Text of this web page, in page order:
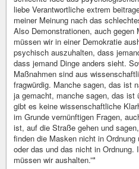
liebe Verantwortliche extrem
meiner Meinung nach das
Also Demonstrationen, auch gegen
müssen wir in einer Demokratie
psychisch auszuhalten, dass
dass jemand Dinge anders sieht.
Maßnahmen sind aus
fragwürdig. Manche sagen, das ist
ja gemacht, manche sagen, das ist
gibt es keine wissenschaftliche
im Grunde vernünftigen Fragen,
ist, auf die Straße gehen und
finden die Masken nicht in
oder das und das nicht in
müssen wir aushalten.”*